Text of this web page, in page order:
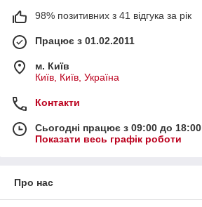
98% позитивних з 41 відгука за рік
Працює з 01.02.2011
м. Київ
Київ, Київ, Україна
Контакти
Сьогодні працює з 09:00 до 18:00
Показати весь графік роботи
Про нас